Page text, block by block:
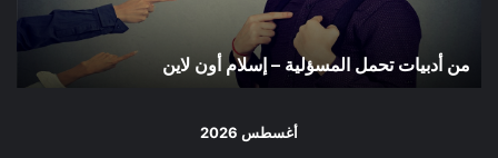
من أدبيات تحمل المسؤلية – إسلام أون لاين
أغسطس 2026